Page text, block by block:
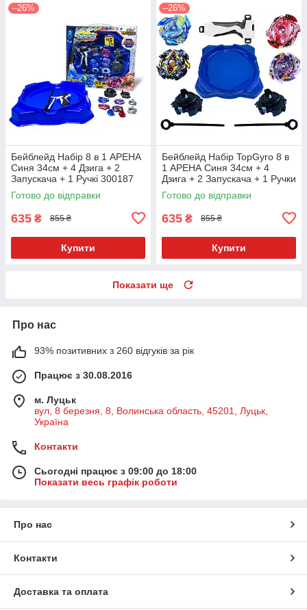
–26%
Бейблейд Набір 8 в 1 АРЕНА
Синя 34см + 4 Дзига + 2
Запускача + 1 Ручкі 300187
Готово до відправки
635 ₴ 855 ₴
Купити
–26%
Бейблейд Набір TopGyro 8 в
1 АРЕНА Синя 34см + 4
Дзига + 2 Запускача + 1 Ручки
300187
Готово до відправки
635 ₴ 855 ₴
Купити
Показати ще
Про нас
93% позитивних з 260 відгуків за рік
Працює з 30.08.2016
м. Луцьк
вул, 8 березня, 8, Волинська область, 45201, Луцьк,
Україна
Контакти
Сьогодні працює з 09:00 до 18:00
Показати весь графік роботи
Про нас
Контакти
Доставка та оплата